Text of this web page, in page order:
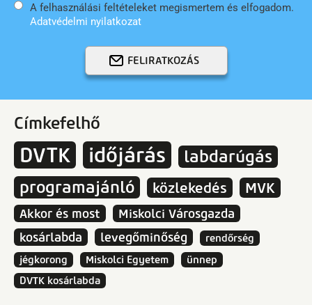
A felhasználási feltételeket megismertem és elfogadom.
Adatvédelmi nyilatkozat
FELIRATKOZÁS
Címkefelhő
DVTK időjárás
labdarúgás
programajánló
közlekedés MVK
Akkor és most
Miskolci Városgazda
kosárlabda
levegőminőség
rendőrség
jégkorong
Miskolci Egyetem
ünnep
DVTK kosárlabda